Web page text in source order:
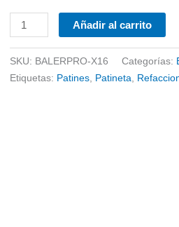
Baleros
Pro
cantidad
Añadir al carrito
SKU: BALERPRO-X16 Categorías:
Etiquetas: Patines, Patineta,